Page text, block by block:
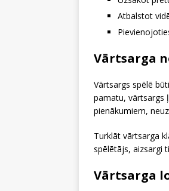
Atbalstot
Vārtsarga
Vārtsargs spēlē
pamatu, vārtsargs
pienākumiem,
Turklāt vārtsarga
spēlētājs, aizsargi
Vārtsarga